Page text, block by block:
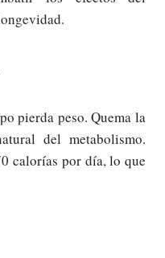
pierda peso. Quema la
del metabolismo.
calorías por día, lo que